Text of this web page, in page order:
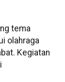
tema
olahraga
Kegiatan